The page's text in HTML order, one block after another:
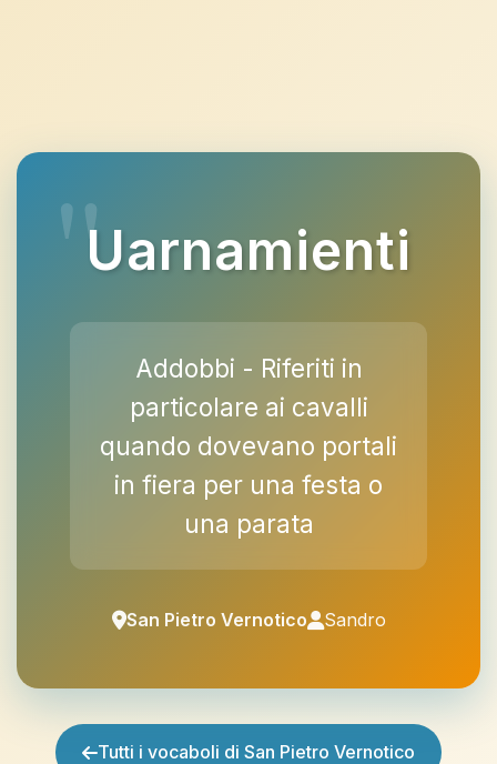
Uarnamienti
Addobbi - Riferiti in
particolare ai cavalli
quando dovevano portali
in fiera per una festa o
una parata
San Pietro Vernotico Sandro
Tutti i vocaboli di San Pietro Vernotico